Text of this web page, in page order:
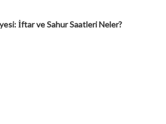
İftar ve Sahur Saatleri Neler?